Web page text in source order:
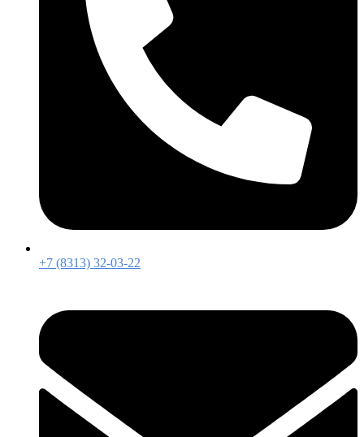
+7 (8313) 32-03-22